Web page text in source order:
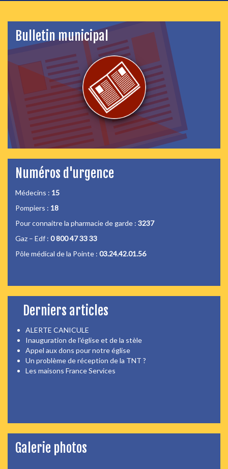
Bulletin municipal
Numéros d'urgence
Médecins : 15
Pompiers : 18
Pour connaitre la pharmacie de garde : 3237
Gaz – Edf : 0 800 47 33 33
Pôle médical de la Pointe : 03.24.42.01.56
Derniers articles
ALERTE CANICULE
Inauguration de l'église et de la stèle
Appel aux dons pour notre église
Un problème de réception de la TNT ?
Les maisons France Services
Galerie photos